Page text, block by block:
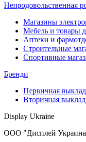
Непродовольственная
Магазины
Мебель и товары
Аптеки и
Строительные
Спортивные
Бренди
Первичная
Вторичная
Display Ukraine
ООО "Дисплей